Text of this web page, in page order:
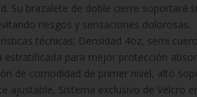
Su brazalete de doble cierre soportará
riesgos y sensaciones dolorosas.
técnicas: Densidad 4oz, semi
estratificada para mejor protección
de comodidad de primer nivel, alto
ajustable, Sistema exclusivo de Velcro